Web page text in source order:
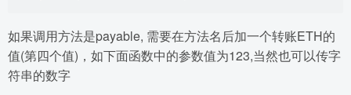
如果调用方法是payable, 需要在方法名后加一个转账ETH的
值(第四个值)，如下面函数中的参数值为123,当然也可以传字
符串的数字